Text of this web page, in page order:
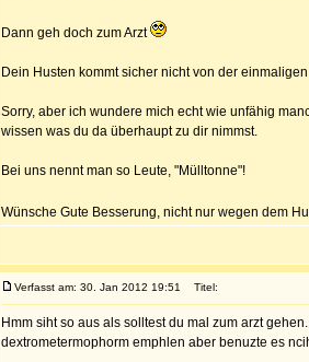
Dann geh doch zum Arzt
Dein Husten kommt sicher nicht von der
Sorry, aber ich wundere mich echt wie unfähig
wissen was du da überhaupt zu dir nimmst.
Bei uns nennt man so Leute, "Mülltonne"!
Wünsche Gute Besserung, nicht nur wegen dem
Verfasst am: 30. Jan 2012 19:51 Titel:
Hmm siht so aus als solltest du mal zum arzt
dextrometermophorm emphlen aber benuzte es